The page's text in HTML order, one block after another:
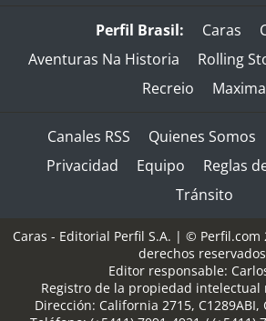
Perfil Brasil: Caras
Aventuras Na Historia
Rolling
Recreio
Maxima
Canales RSS Quienes Somos
Privacidad
Equipo
Reglas
Tránsito
Caras - Editorial Perfil S.A. | © Perfil.com
derechos
Editor responsable:
Registro de la propiedad intelectual
Dirección: California 2715, C1289ABI,